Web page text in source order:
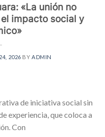
«La unión no
impacto social y
2026 BY ADMIN
de iniciativa social sin
experiencia, que coloca a
Con